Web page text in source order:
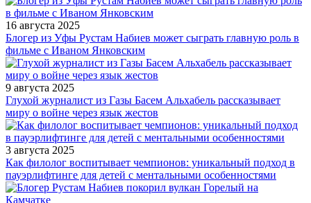
16 августа 2025
Блогер из Уфы Рустам Набиев может сыграть главную роль в
фильме с Иваном Янковским
9 августа 2025
Глухой журналист из Газы Басем Альхабель рассказывает
миру о войне через язык жестов
3 августа 2025
Как филолог воспитывает чемпионов: уникальный подход в
пауэрлифтинге для детей с ментальными особенностями